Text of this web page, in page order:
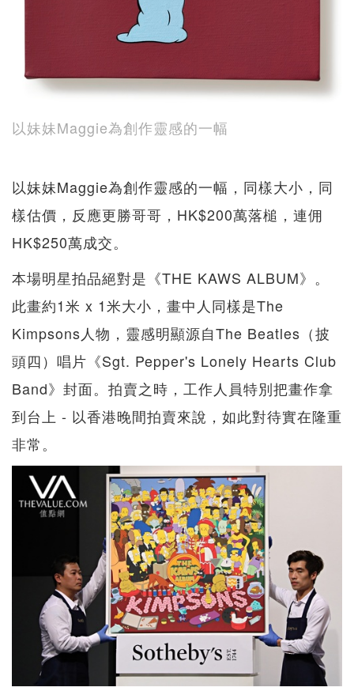
以妹妹Maggie為創作靈感的一幅
以妹妹Maggie為創作靈感的一幅，同樣大小，同
樣估價，反應更勝哥哥，HK$200萬落槌，連佣
HK$250萬成交。
本場明星拍品絕對是《THE KAWS ALBUM》。
此畫約1米 x 1米大小，畫中人同樣是The
Kimpsons人物，靈感明顯源自The Beatles（披
頭四）唱片《Sgt. Pepper's Lonely Hearts Club
Band》封面。拍賣之時，工作人員特別把畫作拿
到台上 - 以香港晚間拍賣來說，如此對待實在隆重
非常。